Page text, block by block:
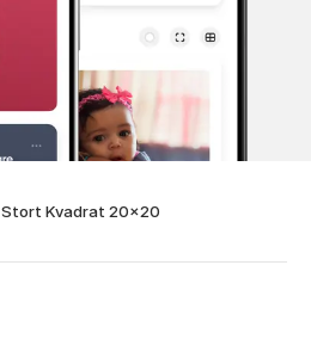
Stort Kvadrat 20x20